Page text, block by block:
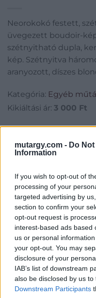
mutargy.com - Do
Information
If you wish to opt-out of
processing of your
targeted advertising by
section to confirm your
opt-out request is
interest-based ads based
us or personal
your opt-out. You may
disclosure of your
IAB’s list of downstream
also be disclosed by us
Downstream Participants
dupla,
üvegezett
Szétnyitva
tükör.
díszes
Neorokokó festett,
üvegezett boudoir-
szétnyitható dupla,
kép. Szétnyitva
aranyozott, díszes
Kategória: Egyéb
Kikiáltási ár: 3 000 Ft
Aukció neve:120. Mike
Aukció ideje: 18:00
Aukció helye:https://
Tételszám: 421
Eladó adatai